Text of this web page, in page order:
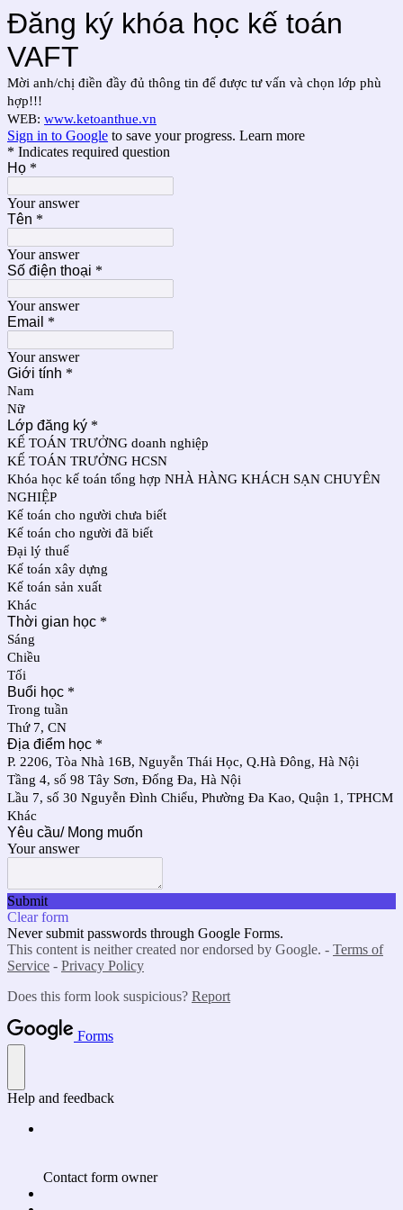
Đăng ký khóa học kế toán
VAFT
Mời anh/chị điền đầy đủ thông tin để được tư vấn và chọn lớp phù
hợp!!!
WEB: www.ketoanthue.vn
Sign in to Google to save your progress. Learn more
* Indicates required question
Họ *
Your answer
Tên *
Your answer
Số điện thoại *
Your answer
Email *
Your answer
Giới tính *
Nam
Nữ
Lớp đăng ký *
KẾ TOÁN TRƯỞNG doanh nghiệp
KẾ TOÁN TRƯỞNG HCSN
Khóa học kế toán tổng hợp NHÀ HÀNG KHÁCH SẠN CHUYÊN
NGHIỆP
Kế toán cho người chưa biết
Kế toán cho người đã biết
Đại lý thuế
Kế toán xây dựng
Kế toán sản xuất
Khác
Thời gian học *
Sáng
Chiều
Tối
Buổi học *
Trong tuần
Thứ 7, CN
Địa điểm học *
P. 2206, Tòa Nhà 16B, Nguyễn Thái Học, Q.Hà Đông, Hà Nội
Tầng 4, số 98 Tây Sơn, Đống Đa, Hà Nội
Lầu 7, số 30 Nguyễn Đình Chiểu, Phường Đa Kao, Quận 1, TPHCM
Khác
Yêu cầu/ Mong muốn
Your answer
Submit
Clear form
Never submit passwords through Google Forms.
This content is neither created nor endorsed by Google. - Terms of
Service - Privacy Policy
Does this form look suspicious? Report
Forms
Help and feedback
Contact form owner